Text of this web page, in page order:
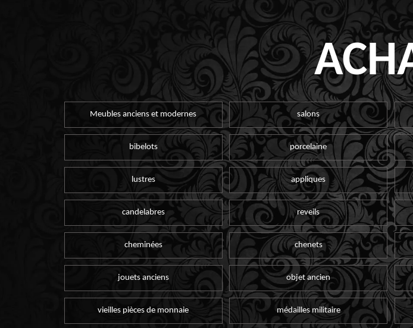
Meubles anciens et modernes salons
bibelots porcelaine
lustres appliques
candelabres reveils
cheminées chenets
jouets anciens objet ancien
vieilles pièces de monnaie médailles militaire